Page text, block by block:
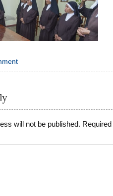
will not be published.